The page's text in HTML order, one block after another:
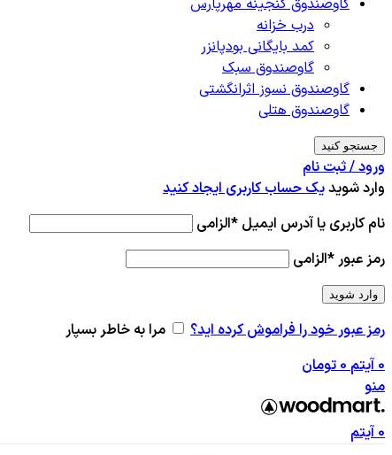
گاوصندوق گنجینه مهرپارس
درب خزانه
کمد بایگانی بودپانزر
گاوصندوق سبک
گاوصندوق نسوز اثرانگشتی
گاوصندوق هتلی
جستجو کنید
ورود / ثبت نام
وارد شویدیک حساب کاربری ایجاد کنید
نام کاربری یا آدرس ایمیل *الزامی
رمز عبور*الزامی
وارد شوید
رمز عبور خود را فراموش کرده اید؟
مرا به خاطر بسپار
0آیتم 0تومان
منو
0آیتم